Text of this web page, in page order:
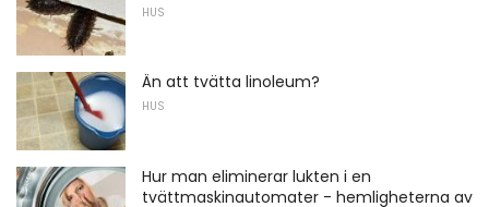
HUS
Än att tvätta linoleum?
HUS
Hur man eliminerar lukten i en
tvättmaskinautomater - hemligheterna av